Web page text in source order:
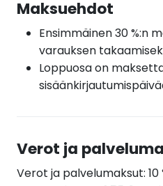
Maksuehdot
Ensimmäinen 30 %:n
varauksen
Loppuosa on
Verot ja
Verot ja palvelumaksut: 10